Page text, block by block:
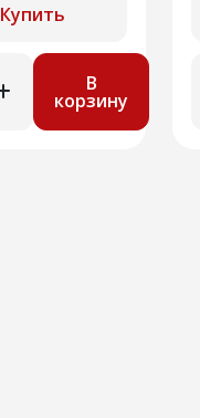
Купить
В
корзину